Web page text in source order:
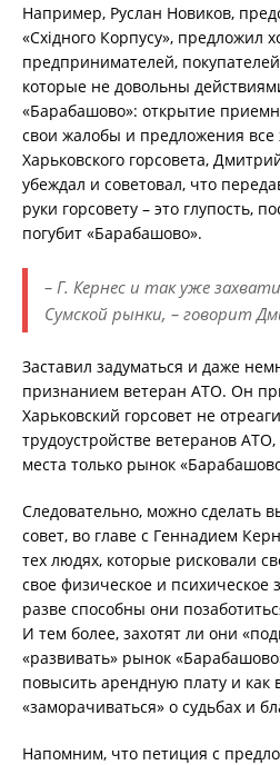
Например, Руслан Новиков,
«Східного Корпусу», предложил
предпринимателей,
которые не довольны
«Барабашово»: открытие
свои жалобы и предложения
Харьковского горсовета,
убеждал и советовал, что
руки горсовету – это глупость,
погубит «Барабашово».
– Г. Кернес и так уже
Сумской рынки, – говорит
Заставил задуматься и даже
признанием ветеран АТО. Он
Харьковский горсовет не
трудоустройстве ветеранов
места только рынок
Следовательно, можно сделать
совет, во главе с Геннадием
тех людях, которые рисковали
свое физическое и психическое
разве способны они
И тем более, захотят ли они
«развивать» рынок
повысить арендную плату и как
«заморачиваться» о судьбах и
Напомним, что петиция с